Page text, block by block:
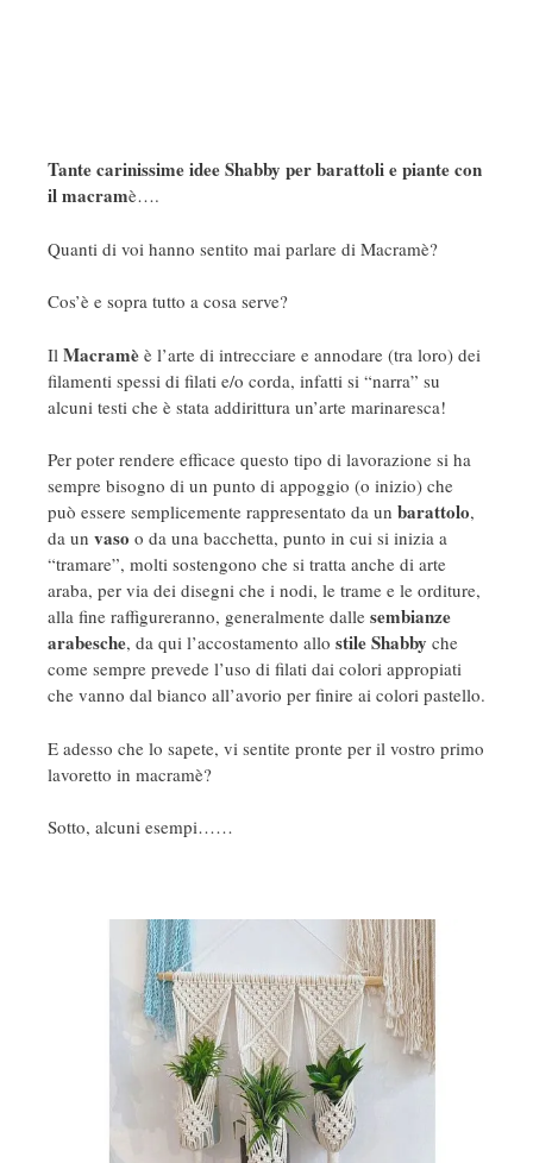
Tante carinissime idee Shabby per barattoli e piante con
il macramè….
Quanti di voi hanno sentito mai parlare di Macramè?
Cos’è e sopra tutto a cosa serve?
Il Macramè è l’arte di intrecciare e annodare (tra loro) dei
filamenti spessi di filati e/o corda, infatti si “narra” su
alcuni testi che è stata addirittura un’arte marinaresca!
Per poter rendere efficace questo tipo di lavorazione si ha
sempre bisogno di un punto di appoggio (o inizio) che
può essere semplicemente rappresentato da un barattolo,
da un vaso o da una bacchetta, punto in cui si inizia a
“tramare”, molti sostengono che si tratta anche di arte
araba, per via dei disegni che i nodi, le trame e le orditure,
alla fine raffigureranno, generalmente dalle sembianze
arabesche, da qui l’accostamento allo stile Shabby che
come sempre prevede l’uso di filati dai colori appropiati
che vanno dal bianco all’avorio per finire ai colori pastello.
E adesso che lo sapete, vi sentite pronte per il vostro primo
lavoretto in macramè?
Sotto, alcuni esempi……